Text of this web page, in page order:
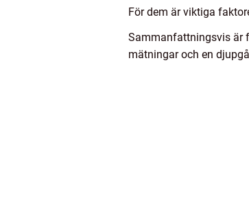
För dem är viktiga
Sammanfattningsvis är
mätningar och en